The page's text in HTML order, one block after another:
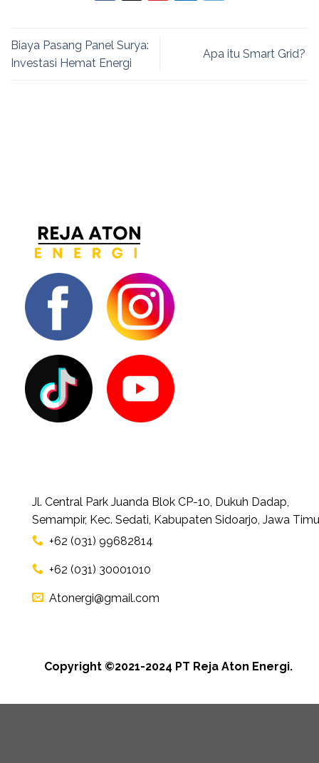
Biaya Pasang Panel Surya:
Investasi Hemat Energi
Apa itu Smart Grid?
Jl. Central Park Juanda Blok CP-10, Dukuh Dadap,
Semampir, Kec. Sedati, Kabupaten Sidoarjo, Jawa
+62 (031) 99682814
+62 (031) 30001010
Atonergi@gmail.com
Copyright ©2021-2024 PT Reja Aton Energi.